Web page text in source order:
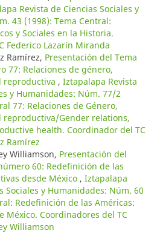
Revista de Ciencias Sociales y
43 (1998): Tema Central:
y Sociales en la Historia.
Federico Lazarín Miranda
Ramírez, Presentación del Tema
77: Relaciones de género,
reproductiva , Iztapalapa Revista
y Humanidades: Núm. 77/2
77: Relaciones de Género,
reproductiva/Gender relations,
health. Coordinador del TC
Ramírez
Williamson, Presentación del
60: Redefinición de las
desde México , Iztapalapa
Sociales y Humanidades: Núm. 60
Redefinición de las Américas:
México. Coordinadores del TC
Williamson